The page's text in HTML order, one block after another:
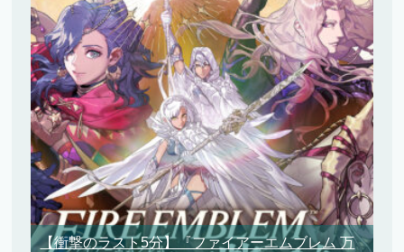
【衝撃のラスト5分】『ファイアーエムブレム 万